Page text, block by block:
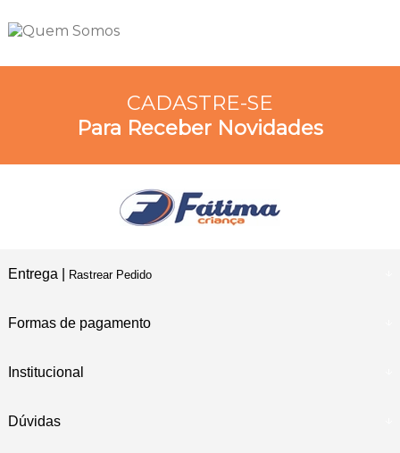
CADASTRE-SE
Para Receber Novidades
Entrega | Rastrear Pedido
Formas de pagamento
Institucional
Dúvidas